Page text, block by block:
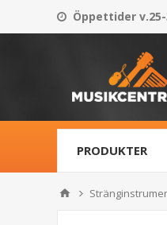
Öppettider
PRODUKTER